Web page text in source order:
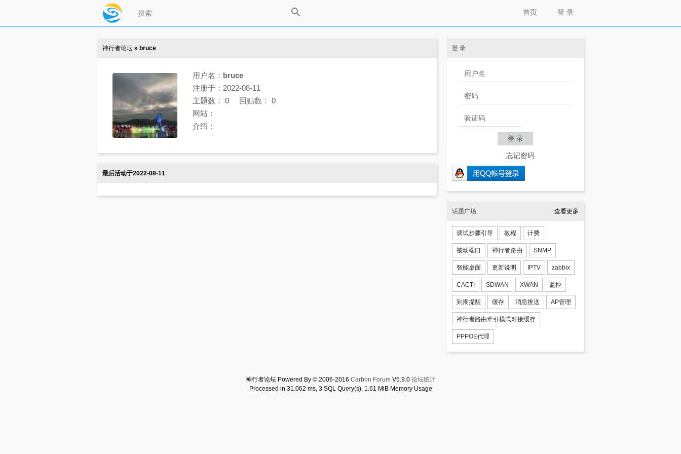
登 录
首页
神行者论坛 » bruce
用户名： bruce
注册于：2022-08-11
主题数： 0 回贴数： 0
网站：
介绍：
最后活动于2022-08-11
登 录
忘记密码
话题广场 查看更多
调试步骤引导 教程 计费
被动端口 神行者路由 SNMP
智能桌面 更新说明 IPTV zabbix
CACTI SDWAN XWAN 监控
到期提醒 缓存 消息推送 AP管理
神行者路由牵引模式对接缓存
PPPOE代理
神行者论坛 Powered By © 2006-2016 Carbon ForumV5.9.0 论坛统计
Processed in 31.062 ms, 3 SQL Query(s), 1.61 MiB Memory Usage